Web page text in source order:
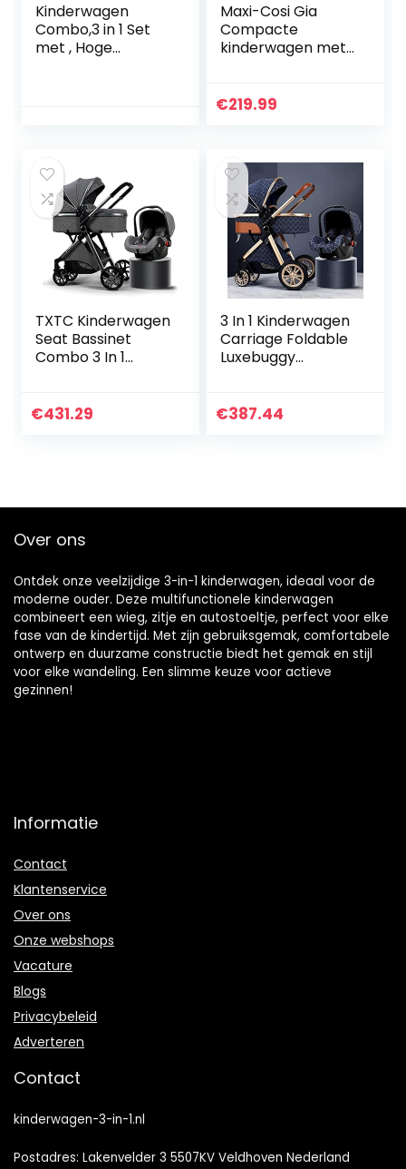
Kinderwagen
Combo,3 in 1 Set
met , Hoge
Maxi-Cosi Gia
Compacte
kinderwagen met
kinderwagen
€219.99
TXTC Kinderwagen
Seat Bassinet
Combo 3 In 1
Vervoer met
€431.29
3 In 1 Kinderwagen
Carriage Foldable
Luxebuggy
Springs High View
€387.44
Over ons
Ontdek onze veelzijdige 3-in-1 kinderwagen, ideaal voor de
moderne ouder. Deze multifunctionele kinderwagen
combineert een wieg, zitje en autostoeltje, perfect voor elke
fase van de kindertijd. Met zijn gebruiksgemak, comfortabele
ontwerp en duurzame constructie biedt het gemak en stijl
voor elke wandeling. Een slimme keuze voor actieve
gezinnen!
Informatie
Contact
Klantenservice
Over ons
Onze webshops
Vacature
Blogs
Privacybeleid
Adverteren
Contact
kinderwagen-3-in-1.nl
Postadres: Lakenvelder 3 5507KV Veldhoven Nederland